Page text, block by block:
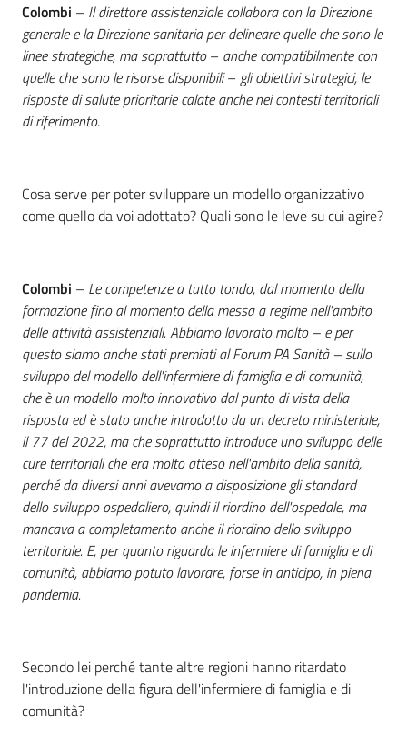
Colombi – Il direttore assistenziale collabora con la Direzione
generale e la Direzione sanitaria per delineare quelle che sono le
linee strategiche, ma soprattutto– anche compatibilmente con
quelle che sono le risorse disponibili– gli obiettivi strategici, le
risposte di salute prioritarie calate anche nei contesti territoriali
di riferimento.
Cosa serve per poter sviluppare un modello organizzativo
come quello da voi adottato? Quali sono le leve su cui agire?
Colombi – Le competenze a tutto tondo, dal momento della
formazione fino al momento della messa a regime nell'ambito
delle attività assistenziali. Abbiamo lavorato molto – e per
questo siamo anche stati premiati al Forum PA Sanità – sullo
sviluppo del modello dell'infermiere di famiglia e di comunità,
che è un modello molto innovativo dal punto di vista della
risposta ed è stato anche introdotto da un decreto ministeriale,
il 77 del 2022, ma che soprattutto introduce uno sviluppo delle
cure territoriali che era molto atteso nell'ambito della sanità,
perché da diversi anni avevamo a disposizione gli standard
dello sviluppo ospedaliero, quindi il riordino dell'ospedale, ma
mancava a completamento anche il riordino dello sviluppo
territoriale. E, per quanto riguarda le infermiere di famiglia e di
comunità, abbiamo potuto lavorare, forse in anticipo, in piena
pandemia.
Secondo lei perché tante altre regioni hanno ritardato
l'introduzione della figura dell'infermiere di famiglia e di
comunità?